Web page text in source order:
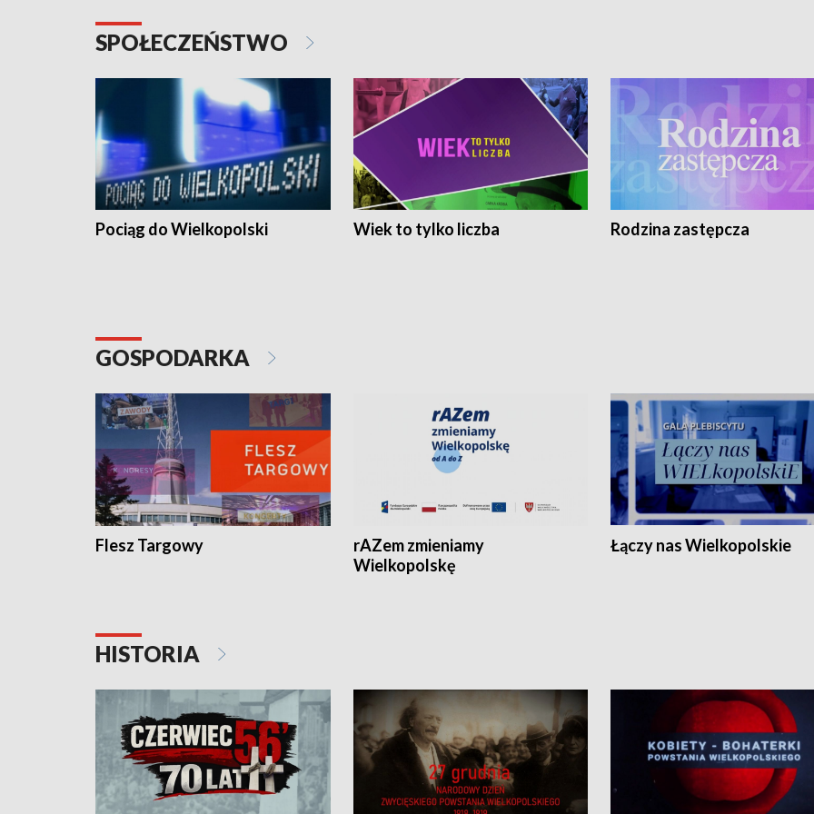
SPOŁECZEŃSTWO
Pociąg do Wielkopolski Wiek to tylko liczba Rodzina zastępcza
GOSPODARKA
Flesz Targowy
rAZem zmieniamy
Wielkopolskę
Łączy nas Wielkopolskie
HISTORIA